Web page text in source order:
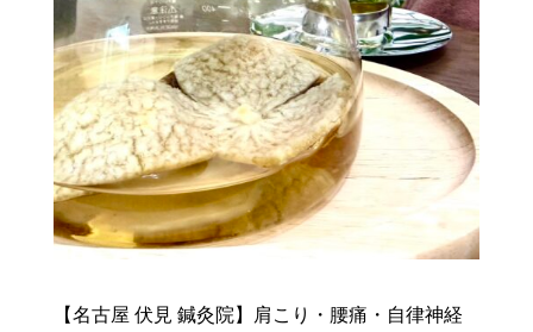
【名古屋 伏見 鍼灸院】肩こり・腰痛・自律神経